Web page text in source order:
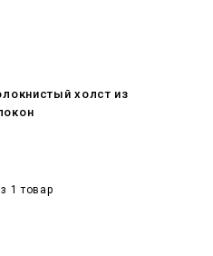
холст из
1 товар снова в деле